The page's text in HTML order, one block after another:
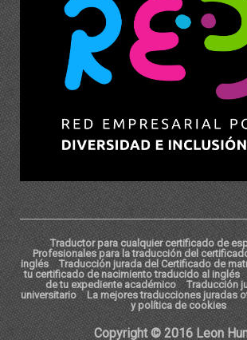
Traductor para cualquier certificado de
Profesionales para la traducción del
inglés
Traducción jurada del Certificado de
tu certificado de nacimiento traducido al inglés
de tu expediente académico
Traducción
universitario
La mejores traducciones juradas
y política de cookies
Copyright © 2016 Leon